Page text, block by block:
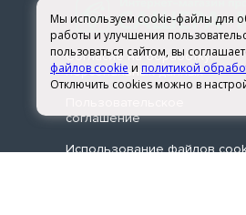
Согласие на обработку
персональных данных
соглашение
Использование файлов
Мы используем cookie-файлы для
работы и улучшения
пользоваться сайтом, вы
файлов cookie и политикой
Отключить cookies можно в